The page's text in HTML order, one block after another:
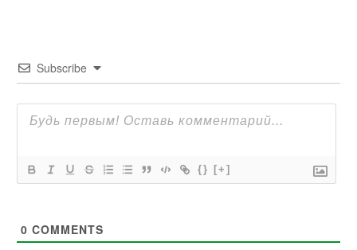
Subscribe
{} [+]
0 COMMENTS